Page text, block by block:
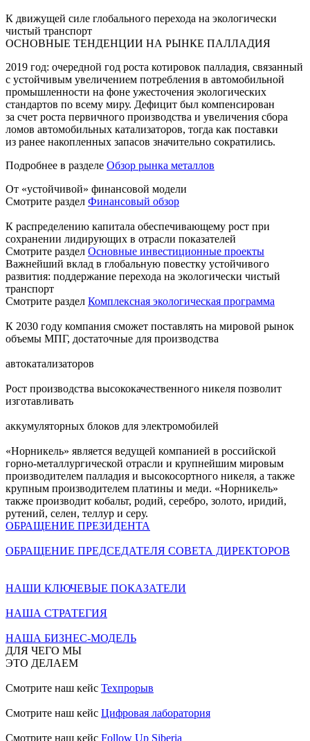
К движущей силе глобального перехода на экологически
чистый транспорт
ОСНОВНЫЕ ТЕНДЕНЦИИ НА РЫНКЕ ПАЛЛАДИЯ
2019 год: очередной год роста котировок палладия, связанный
с устойчивым увеличением потребления в автомобильной
промышленности на фоне ужесточения экологических
стандартов по всему миру. Дефицит был компенсирован
за счет роста первичного производства и увеличения сбора
ломов автомобильных катализаторов, тогда как поставки
из ранее накопленных запасов значительно сократились.
Подробнее в разделе Обзор рынка металлов
От «устойчивой» финансовой модели
Смотрите раздел Финансовый обзор
К распределению капитала обеспечивающему рост при
сохранении лидирующих в отрасли показателей
Смотрите раздел Основные инвестиционные проекты
Важнейший вклад в глобальную повестку устойчивого
развития: поддержание перехода на экологически чистый
транспорт
Смотрите раздел Комплексная экологическая программа
К 2030 году компания сможет поставлять на мировой рынок
объемы МПГ, достаточные для производства
автокатализаторов
Рост производства высококачественного никеля позволит
изготавливать
аккумуляторных блоков для электромобилей
«Норникель» является ведущей компанией в российской
горно-металлургической отрасли и крупнейшим мировым
производителем палладия и высокосортного никеля, а также
крупным производителем платины и меди. «Норникель»
также производит кобальт, родий, серебро, золото, иридий,
рутений, селен, теллур и серу.
ОБРАЩЕНИЕ ПРЕЗИДЕНТА
ОБРАЩЕНИЕ ПРЕДСЕДАТЕЛЯ СОВЕТА ДИРЕКТОРОВ
НАШИ КЛЮЧЕВЫЕ ПОКАЗАТЕЛИ
НАША СТРАТЕГИЯ
НАША БИЗНЕС-МОДЕЛЬ
ДЛЯ ЧЕГО МЫ
ЭТО ДЕЛАЕМ
Смотрите наш кейс Техпрорыв
Смотрите наш кейс Цифровая лаборатория
Смотрите наш кейс Follow Up Siberia